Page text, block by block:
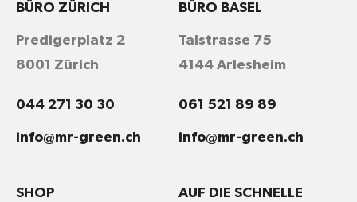
BÜRO ZÜRICH
Predigerplatz 2
8001 Zürich
044 271 30 30
info@mr-green.ch
BÜRO BASEL
Talstrasse 75
4144 Arlesheim
061 521 89 89
info@mr-green.ch
AUF DIE SCHNELLE
SHOP